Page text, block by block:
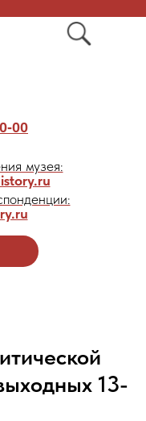
00
музея:
13-